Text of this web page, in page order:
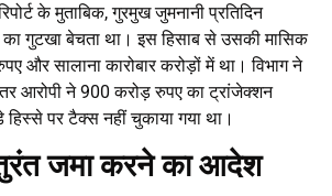
के मुताबिक, गुरमुख जुमनानी प्रतिदिन
गुटखा बेचता था। इस हिसाब से उसकी मासिक
और सालाना कारोबार करोड़ों में था। विभाग ने
आरोपी ने 900 करोड़ रुपए का ट्रांजेक्शन
पर टैक्स नहीं चुकाया गया था।
जमा करने का आदेश